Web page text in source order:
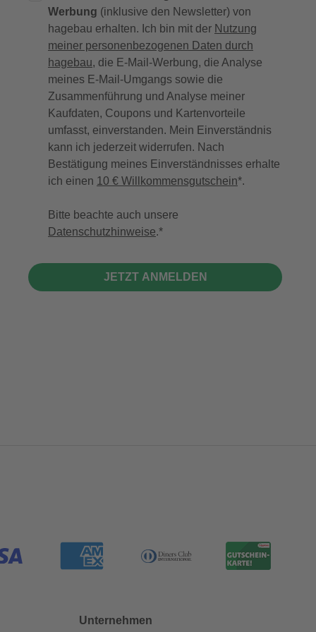
Werbung (inklusive den Newsletter) von
hagebau erhalten. Ich bin mit der Nutzung
meiner personenbezogenen Daten durch
hagebau, die E-Mail-Werbung, die Analyse
meines E-Mail-Umgangs sowie die
Zusammenführung und Analyse meiner
Kaufdaten, Coupons und Kartenvorteile
umfasst, einverstanden. Mein Einverständnis
kann ich jederzeit widerrufen. Nach
Bestätigung meines Einverständnisses erhalte
ich einen 10 € Willkommensgutschein*.
Bitte beachte auch unsere
Datenschutzhinweise.
JETZT ANMELDEN
Unternehmen